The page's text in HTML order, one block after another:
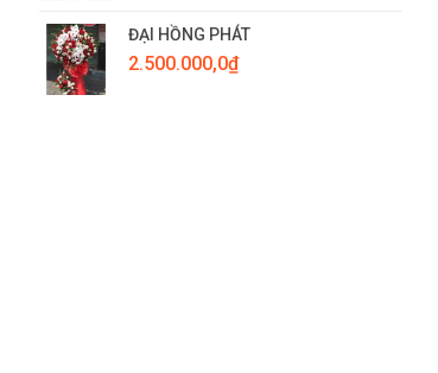
ĐẠI HỒNG PHÁT
2.500.000,0₫